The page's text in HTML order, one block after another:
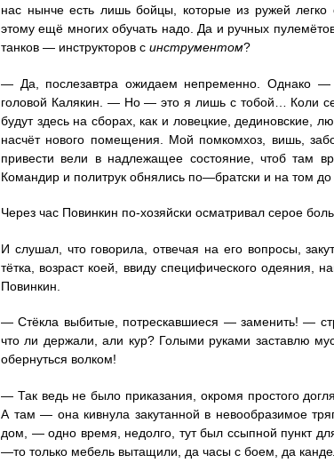
нас нынче есть лишь бойцы, которые из ружей
этому ещё многих обучать надо. Да и ручных
танков — инструкторов с инструментом?
— Да, послезавтра ожидаем непременно. Однако
головой Калякин. — Но — это я лишь с тобой… Коли
будут здесь на сборах, как и ловецкие, дединовские,
насчёт нового помещения. Мой помкомхоз, вишь,
привести вели в надлежащее состояние, чтоб там
Командир и политрук обнялись по—братски и на том до
Через час Повинкин по-хозяйски осматривал серое
И слушал, что говорила, отвечая на его вопросы,
тётка, возраст коей, ввиду специфического одеяния,
Повинкин.
— Стёкла выбитые, потрескавшиеся — заменить! —
что ли держали, али кур? Голыми руками заставлю
обернуться волком!
— Так ведь не было приказания, окромя простого
А там — она кивнула закутанной в невообразимое
дом, — одно время, недолго, тут был ссыпной пункт
—то только мебель вытащили, да часы с боем, да